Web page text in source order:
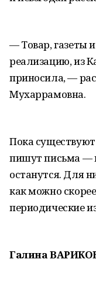
— Товар, газеты
реализацию, из
приносила, —
Мухаррамовна.
Пока
пишут письма —
останутся. Для
как можно
периодические
Галина